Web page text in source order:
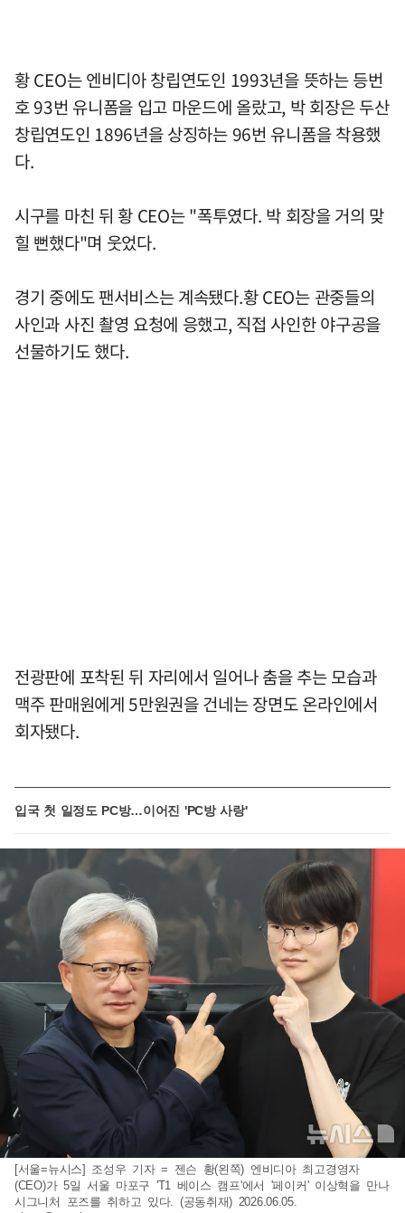
황 CEO는 엔비디아 창립연도인 1993년을 뜻하는 등번
호 93번 유니폼을 입고 마운드에 올랐고, 박 회장은 두산
창립연도인 1896년을 상징하는 96번 유니폼을 착용했
다.
시구를 마친 뒤 황 CEO는 "폭투였다. 박 회장을 거의 맞
힐 뻔했다"며 웃었다.
경기 중에도 팬서비스는 계속됐다.황 CEO는 관중들의
사인과 사진 촬영 요청에 응했고, 직접 사인한 야구공을
선물하기도 했다.
전광판에 포착된 뒤 자리에서 일어나 춤을 추는 모습과
맥주 판매원에게 5만원권을 건네는 장면도 온라인에서
회자됐다.
입국 첫 일정도 PC방…이어진 'PC방 사랑'
[서울=뉴시스] 조성우 기자 = 젠슨 황(왼쪽) 엔비디아 최고경영자
(CEO)가 5일 서울 마포구 'T1 베이스 캠프'에서 '페이커' 이상혁을 만나
시그니처 포즈를 취하고 있다. (공동취재) 2026.06.05.